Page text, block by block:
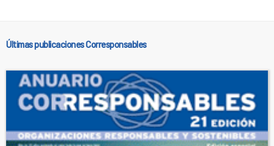
Últimas publicaciones Corresponsables